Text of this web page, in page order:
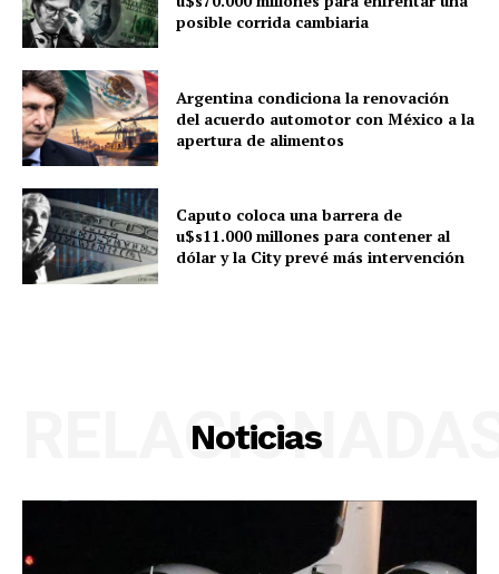
posible corrida cambiaria
Argentina condiciona la renovación
del acuerdo automotor con México a la
apertura de alimentos
Caputo coloca una barrera de
u$s11.000 millones para contener al
dólar y la City prevé más intervención
Noticias